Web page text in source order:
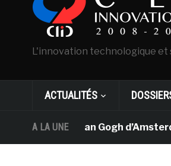
L'innovation technologique et
ACTUALITÉS
A LA UNE
Le musée Van Gogh